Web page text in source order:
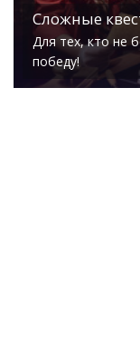
Сложные
Для тех, кто не
победу!